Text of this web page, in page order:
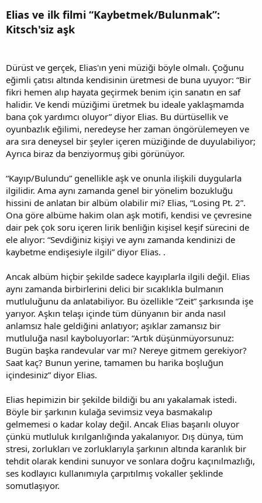
Elias ve ilk filmi “Kaybetmek/Bulunmak”:
Kitsch'siz aşk
Dürüst ve gerçek, Elias'ın yeni müziği böyle olmalı. Çoğunu
eğimli çatısı altında kendisinin üretmesi de buna uyuyor: “Bir
fikri hemen alıp hayata geçirmek benim için sanatın en saf
halidir. Ve kendi müziğimi üretmek bu ideale yaklaşmamda
bana çok yardımcı oluyor” diyor Elias. Bu dürtüsellik ve
oyunbazlık eğilimi, neredeyse her zaman öngörülemeyen ve
ara sıra deneysel bir şeyler içeren müziğinde de duyulabiliyor;
Ayrıca biraz da benziyormuş gibi görünüyor.
“Kayıp/Bulundu” genellikle aşk ve onunla ilişkili duygularla
ilgilidir. Ama aynı zamanda genel bir yönelim bozukluğu
hissini de anlatan bir albüm olabilir mi? Elias, “Losing Pt. 2”.
Ona göre albüme hakim olan aşk motifi, kendisi ve çevresine
dair pek çok soru içeren lirik benliğin kişisel keşif sürecini de
ele alıyor: “Sevdiğiniz kişiyi ve aynı zamanda kendinizi de
kaybetme endişesiyle ilgili” diyor Elias. .
Ancak albüm hiçbir şekilde sadece kayıplarla ilgili değil. Elias
aynı zamanda birbirlerini delici bir sıcaklıkla bulmanın
mutluluğunu da anlatabiliyor. Bu özellikle “Zeit” şarkısında işe
yarıyor. Aşkın telaşı içinde tüm dünyanın bir anda nasıl
anlamsız hale geldiğini anlatıyor; aşıklar zamansız bir
mutluluğa nasıl kayboluyorlar: “Artık düşünmüyorsunuz:
Bugün başka randevular var mı? Nereye gitmem gerekiyor?
Saat kaç? Bunun yerine, tamamen bu harika boşluğun
içindesiniz” diyor Elias.
Elias hepimizin bir şekilde bildiği bu anı yakalamak istedi.
Böyle bir şarkının kulağa sevimsiz veya basmakalıp
gelmemesi o kadar kolay değil. Ancak Elias başarılı oluyor
çünkü mutluluk kırılganlığında yakalanıyor. Dış dünya, tüm
stresi, zorlukları ve zorluklarıyla şarkının altında karanlık bir
tehdit olarak kendini sunuyor ve sonlara doğru kaçınılmazlığı,
ses kodlayıcı kullanımıyla çarpıtılmış vokaller şeklinde
somutlaşıyor.